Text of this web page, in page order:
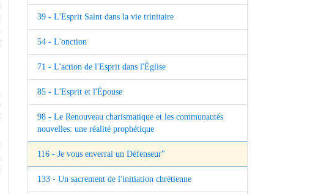
39 - L'Esprit Saint dans la vie trinitaire
54 - L'onction
71 - L'action de l'Esprit dans l'Église
85 - L'Esprit et l'Épouse
98 - Le Renouveau charismatique et les communautés
nouvelles: une réalité prophétique
116 - Je vous enverrai un Défenseur"
133 - Un sacrement de l'initiation chrétienne